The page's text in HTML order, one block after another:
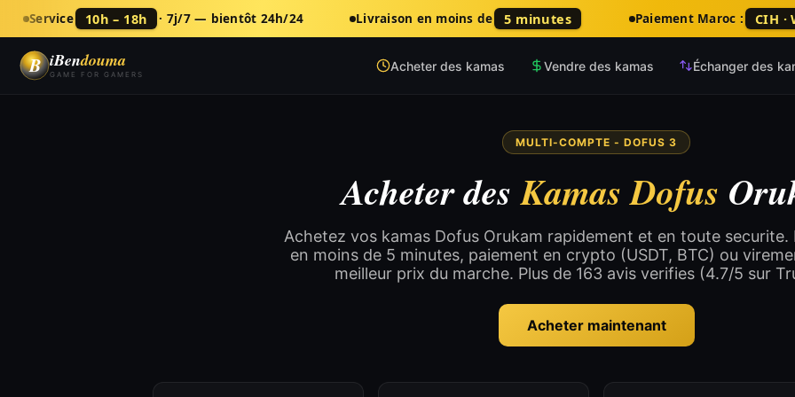
Service 10h – 18h · 7j/7 — bientôt 24h/24 Livraison en moins de 5 minutes Paiement Maroc : CIH ·
B iBendouma
GAME FOR GAMERS
Acheter des kamas Vendre des kamas Échanger des
MULTI-COMPTE - DOFUS 3
Acheter desKamas Dofus
Achetez vos kamas Dofus Orukam rapidement et en toute securite.
en moins de 5 minutes, paiement en crypto (USDT, BTC) ou
meilleur prix du marche. Plus de 163 avis verifies (4.7/5 sur
Acheter maintenant